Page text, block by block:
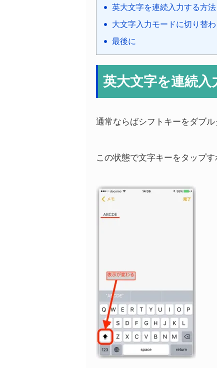
英大文字を連続入力する方法
大文字入力モードに切り替
最後に
英大文字を連続入
通常ならばシフトキーをダブ
この状態で文字キーをタップ